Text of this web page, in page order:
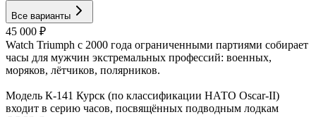
Все варианты
45 000 ₽
Watch Triumph с 2000 года ограниченными партиями собирает
часы для мужчин экстремальных профессий: военных,
моряков, лётчиков, полярников.
Модель К-141 Курск (по классификации НАТО Oscar-II)
входит в серию часов, посвящённых подводным лодкам